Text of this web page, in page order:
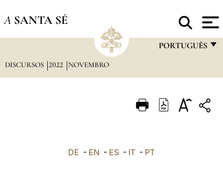
A SANTA SÉ
PORTUGUÊS
ITALIANO
DISCURSOS 2022 NOVEMBRO
DE - EN - ES - IT - PT